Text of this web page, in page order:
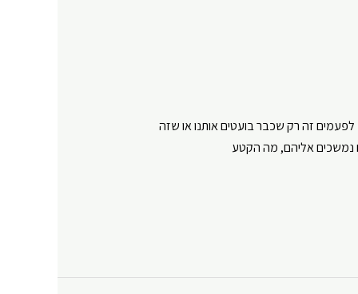
זה רק שכבר בועטים אותנו או שזה
נמשכים אליהם, מה הקטע